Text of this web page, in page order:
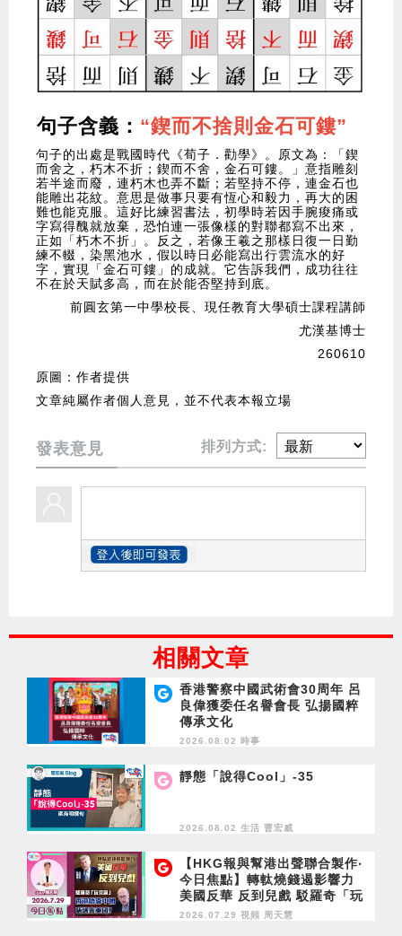
句子含義： “鍥而不捨則金石可鏤”
句子的出處是戰國時代《荀子．勸學》。原文為：「鍥
而舍之，朽木不折；鍥而不舍，金石可鏤。」意指雕刻
若半途而廢，連朽木也弄不斷；若堅持不停，連金石也
能雕出花紋。意思是做事只要有恆心和毅力，再大的困
難也能克服。這好比練習書法，初學時若因手腕痠痛或
字寫得醜就放棄，恐怕連一張像樣的對聯都寫不出來，
正如「朽木不折」。反之，若像王羲之那樣日復一日勤
練不輟，染黑池水，假以時日必能寫出行雲流水的好
字，實現「金石可鏤」的成就。它告訴我們，成功往往
不在於天賦多高，而在於能否堅持到底。
前圓玄第一中學校長、現任教育大學碩士課程講師
尤漢基博士
260610
原圖：作者提供
文章純屬作者個人意見，並不代表本報立場
發表意見 排列方式:
相關文章
香港警察中國武術會30周年 呂
良偉獲委任名譽會長 弘揚國粹
傳承文化
2026.08.02 時事
靜態「說得Cool」-35
2026.08.02 生活 曹宏威
【HKG報與幫港出聲聯合製作‧
今日焦點】轉軚燒錢遏影響力
美國反華 反到兒戲 駁羅奇「玩
完論」 香港唔靠中國 唔通靠美
2026.07.29 視頻 周天慧